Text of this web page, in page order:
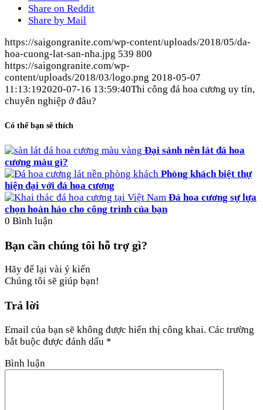
Share on Reddit
Share by Mail
https://saigongranite.com/wp-content/uploads/2018/05/da-
hoa-cuong-lat-san-nha.jpg 539 800
https://saigongranite.com/wp-
content/uploads/2018/03/logo.png 2018-05-07
11:13:192020-07-16 13:59:40Thi công đá hoa cương uy tín,
chuyên nghiệp ở đâu?
Có thể bạn sẽ thích
Đại sảnh nên lát đá hoa
cương màu gì?
Phòng khách biệt thự
hiện đại với đá hoa cương
Đá hoa cương sự lựa
chọn hoàn hảo cho công trình của bạn
0 Bình luận
Bạn cần chúng tôi hỗ trợ gì?
Hãy để lại vài ý kiến
Chúng tôi sẽ giúp bạn!
Trả lời
Email của bạn sẽ không được hiển thị công khai. Các trường
bắt buộc được đánh dấu *
Bình luận